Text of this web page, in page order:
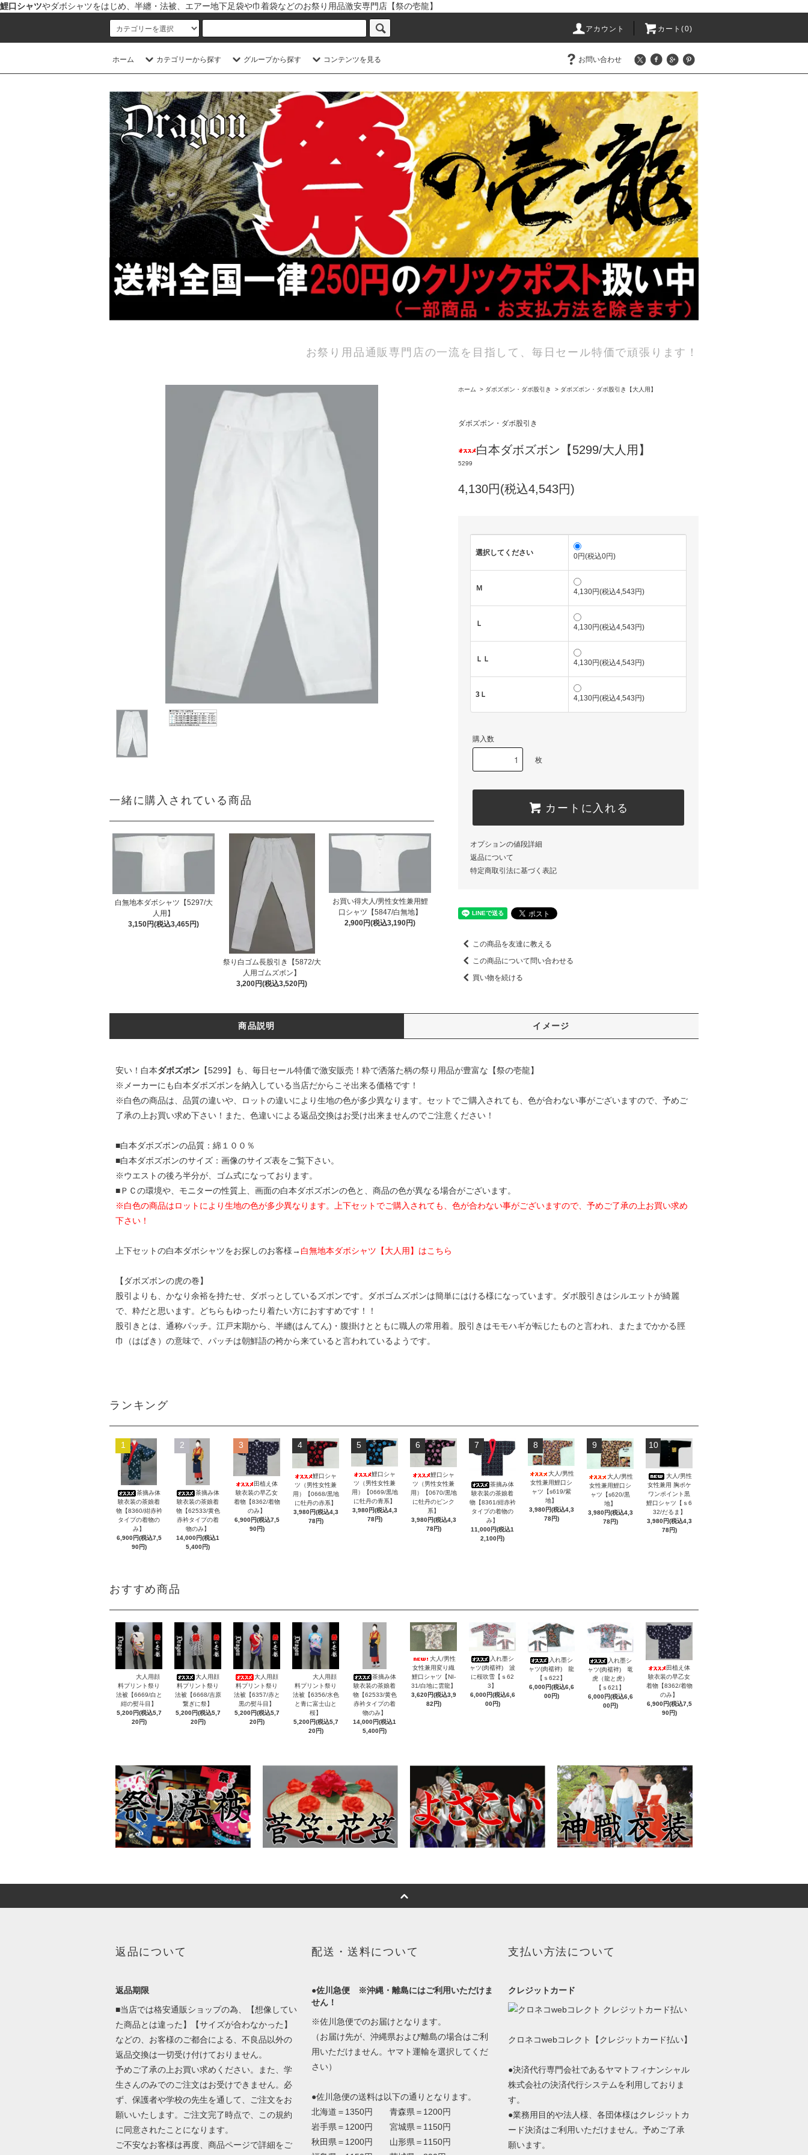
鯉口シャツやダボシャツをはじめ、半纏・法被、エアー地下足袋や巾着袋などのお祭り用品激安専門店【祭の壱龍】
アカウント カート(0)
ホーム カテゴリーから探す グループから探す コンテンツを見る お問い合わせ
お祭り用品通販専門店の一流を目指して、毎日セール特価で頑張ります！
一緒に購入されている商品
白無地本ダボシャツ【5297/大
人用】
3,150円(税込3,465円)
祭り白ゴム長股引き【5872/大
人用ゴムズボン】
3,200円(税込3,520円)
お買い得大人/男性女性兼用鯉
口シャツ【5847/白無地】
2,900円(税込3,190円)
ホーム > ダボズボン・ダボ股引き > ダボズボン・ダボ股引き【大人用】
ダボズボン・ダボ股引き
白本ダボズボン【5299/大人用】
5299
4,130円(税込4,543円)
選択してください 0円(税込0円)
Ｍ 4,130円(税込4,543円)
Ｌ 4,130円(税込4,543円)
ＬＬ 4,130円(税込4,543円)
3Ｌ 4,130円(税込4,543円)
購入数
枚
カートに入れる
オプションの値段詳細
返品について
特定商取引法に基づく表記
この商品を友達に教える
この商品について問い合わせる
買い物を続ける
商品説明 イメージ
安い！白本ダボズボン【5299】も、毎日セール特価で激安販売！粋で洒落た柄の祭り用品が豊富な【祭の壱龍】
※メーカーにも白本ダボズボンを納入している当店だからこそ出来る価格です！
※白色の商品は、品質の違いや、ロットの違いにより生地の色が多少異なります。セットでご購入されても、色が合わない事がございますので、予めご
了承の上お買い求め下さい！また、色違いによる返品交換はお受け出来ませんのでご注意ください！
■白本ダボズボンの品質：綿１００％
■白本ダボズボンのサイズ：画像のサイズ表をご覧下さい。
※ウエストの後ろ半分が、ゴム式になっております。
■ＰＣの環境や、モニターの性質上、画面の白本ダボズボンの色と、商品の色が異なる場合がございます。
※白色の商品はロットにより生地の色が多少異なります。上下セットでご購入されても、色が合わない事がございますので、予めご了承の上お買い求め
下さい！
上下セットの白本ダボシャツをお探しのお客様→ 白無地本ダボシャツ【大人用】はこちら
【ダボズボンの虎の巻】
股引よりも、かなり余裕を持たせ、ダボっとしているズボンです。ダボゴムズボンは簡単にはける様になっています。ダボ股引きはシルエットが綺麗
で、粋だと思います。どちらもゆったり着たい方におすすめです！！
股引きとは、通称パッチ。江戸末期から、半纏(はんてん)・腹掛けとともに職人の常用着。股引きはモモハギが転じたものと言われ、またまでかかる脛
巾（はばき）の意味で、パッチは朝鮮語の袴から来ていると言われているようです。
ランキング
1
茶摘み体
験衣装の茶娘着
物【8360/紺赤衿
タイプの着物の
み】
6,900円(税込7,5
90円)
2
茶摘み体
験衣装の茶娘着
物【62533/黄色
赤衿タイプの着
物のみ】
14,000円(税込1
5,400円)
3
田植え体
験衣装の早乙女
着物【8362/着物
のみ】
6,900円(税込7,5
90円)
4
鯉口シャ
ツ（男性女性兼
用）【0668/黒地
に牡丹の赤系】
3,980円(税込4,3
78円)
5
鯉口シャ
ツ（男性女性兼
用）【0669/黒地
に牡丹の青系】
3,980円(税込4,3
78円)
6
鯉口シャ
ツ（男性女性兼
用）【0670/黒地
に牡丹のピンク
系】
3,980円(税込4,3
78円)
7
茶摘み体
験衣装の茶娘着
物【8361/紺赤衿
タイプの着物の
み】
11,000円(税込1
2,100円)
8
大人/男性
女性兼用鯉口シ
ャツ【s619/紫
地】
3,980円(税込4,3
78円)
9
大人/男性
女性兼用鯉口シ
ャツ【s620/黒
地】
3,980円(税込4,3
78円)
10
大人/男性
女性兼用 胸ポケ
ワンポイント黒
鯉口シャツ【ｓ6
32/だるま】
3,980円(税込4,3
78円)
おすすめ商品
大人用顔
料プリント祭り
法被【6669/白と
紺の熨斗目】
5,200円(税込5,7
20円)
大人用顔
料プリント祭り
法被【6668/吉原
繋ぎに祭】
5,200円(税込5,7
20円)
大人用顔
料プリント祭り
法被【6357/赤と
黒の熨斗目】
5,200円(税込5,7
20円)
大人用顔
料プリント祭り
法被【6356/水色
と青に富士山と
桜】
5,200円(税込5,7
20円)
茶摘み体
験衣装の茶娘着
物【62533/黄色
赤衿タイプの着
物のみ】
14,000円(税込1
5,400円)
大人/男性
女性兼用変り織
鯉口シャツ【NI-
31/白地に雲龍】
3,620円(税込3,9
82円)
入れ墨シ
ャツ(肉襦袢) 波
に桜吹雪【ｓ62
3】
6,000円(税込6,6
00円)
入れ墨シ
ャツ(肉襦袢) 龍
【ｓ622】
6,000円(税込6,6
00円)
入れ墨シ
ャツ(肉襦袢) 竜
虎（龍と虎）
【ｓ621】
6,000円(税込6,6
00円)
田植え体
験衣装の早乙女
着物【8362/着物
のみ】
6,900円(税込7,5
90円)
返品について
返品期限
■当店では格安通販ショップの為、【想像してい
た商品とは違った】【サイズが合わなかった】
などの、お客様のご都合による、不良品以外の
返品交換は一切受け付けておりません。
予めご了承の上お買い求めください。また、学
生さんのみでのご注文はお受けできません。必
ず、保護者や学校の先生を通して、ご注文をお
願いいたします。ご注文完了時点で、この規約
に同意されたことになります。
ご不安なお客様は再度、商品ページで詳細をご
配送・送料について
●佐川急便 ※沖縄・離島にはご利用いただけま
せん！
※佐川急便でのお届けとなります。
（お届け先が、沖縄県および離島の場合はご利
用いただけません。ヤマト運輸を選択してくだ
さい）
●佐川急便の送料は以下の通りとなります。
北海道＝1350円 青森県＝1200円
岩手県＝1200円 宮城県＝1150円
秋田県＝1200円 山形県＝1150円
支払い方法について
クレジットカード
クロネコwebコレクト【クレジットカード払い】
●決済代行専門会社であるヤマトフィナンシャル
株式会社の決済代行システムを利用しておりま
す。
●業務用目的や法人様、各団体様はクレジットカ
ード決済はご利用いただけません。予めご了承
願います。